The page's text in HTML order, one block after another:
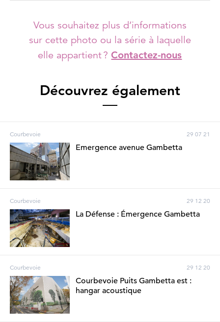
Vous souhaitez plus d’informations
sur cette photo ou la série à laquelle
elle appartient ? Contactez-nous
Découvrez également
Courbevoie 29 07 21
Emergence avenue Gambetta
Courbevoie 29 12 20
La Défense : Émergence Gambetta
Courbevoie 29 12 20
Courbevoie Puits Gambetta est :
hangar acoustique